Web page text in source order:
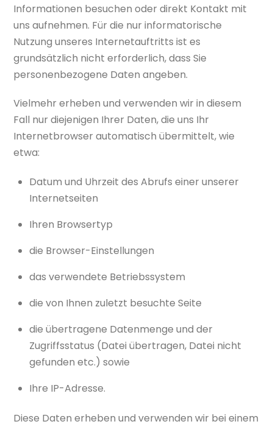
Informationen besuchen oder direkt Kontakt mit
uns aufnehmen. Für die nur informatorische
Nutzung unseres Internetauftritts ist es
grundsätzlich nicht erforderlich, dass Sie
personenbezogene Daten angeben.
Vielmehr erheben und verwenden wir in diesem
Fall nur diejenigen Ihrer Daten, die uns Ihr
Internetbrowser automatisch übermittelt, wie
etwa:
Datum und Uhrzeit des Abrufs einer unserer
Internetseiten
Ihren Browsertyp
die Browser-Einstellungen
das verwendete Betriebssystem
die von Ihnen zuletzt besuchte Seite
die übertragene Datenmenge und der
Zugriffsstatus (Datei übertragen, Datei nicht
gefunden etc.) sowie
Ihre IP-Adresse.
Diese Daten erheben und verwenden wir bei einem